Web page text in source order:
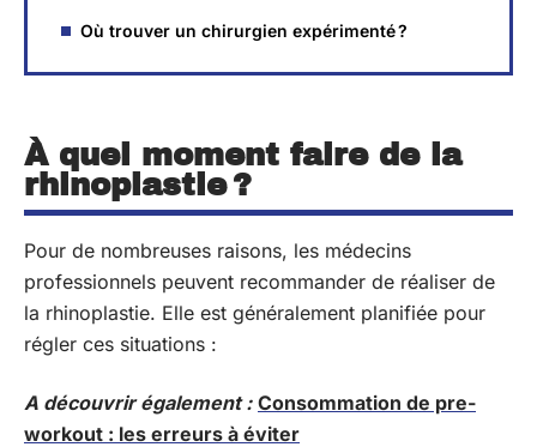
Où trouver un chirurgien expérimenté ?
À quel moment faire de la
rhinoplastie ?
Pour de nombreuses raisons, les médecins
professionnels peuvent recommander de réaliser de
la rhinoplastie. Elle est généralement planifiée pour
régler ces situations :
A découvrir également : Consommation de pre-
workout : les erreurs à éviter